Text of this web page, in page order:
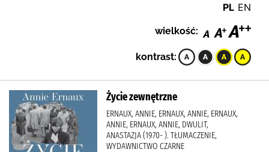
PL EN
wielkość:
kontrast:
Życie zewnętrzne
ERNAUX, ANNIE, ERNAUX, ANNIE, ERNAUX,
ANNIE, ERNAUX, ANNIE, DWULIT,
ANASTAZJA (1970- ). TŁUMACZENIE,
WYDAWNICTWO CZARNE